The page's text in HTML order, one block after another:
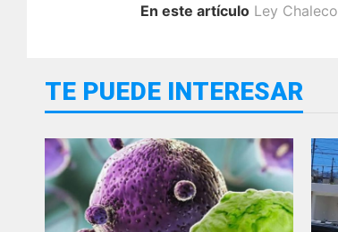
En este artículo Ley Chaleco
TE PUEDE INTERESAR